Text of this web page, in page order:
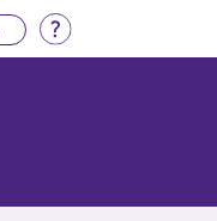
Aide